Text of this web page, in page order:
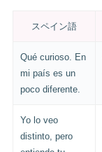
スペイン語
Qué curioso. En
mi país es un
poco diferente.
Yo lo veo
distinto, pero